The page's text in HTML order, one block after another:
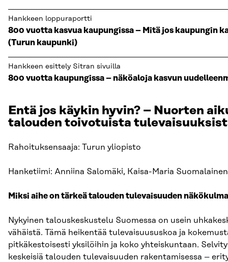
Hankkeen loppuraportti
800 vuotta kasvua kaupungissa – Mitä jos kaupungin
(Turun kaupunki)
Hankkeen esittely Sitran sivuilla
800 vuotta kaupungissa – näköaloja kasvun
Entä jos käykin hyvin? – Nuorten
talouden toivotuista
Rahoituksensaaja: Turun yliopisto
Hanketiimi: Anniina Salomäki, Kaisa-Maria
Miksi aihe on tärkeä talouden tulevaisuuden
Nykyinen talouskeskustelu Suomessa on usein
vähäistä. Tämä heikentää tulevaisuususkoa ja
pitkäkestoisesti yksilöihin ja koko yhteiskuntaan.
keskeisiä talouden tulevaisuuden rakentamisessa –